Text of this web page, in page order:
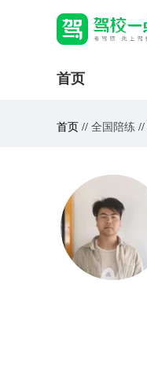
首页
首页 // 全国陪练 //